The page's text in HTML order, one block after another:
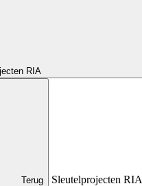
RIA
Terug Sleutelprojecten RIA